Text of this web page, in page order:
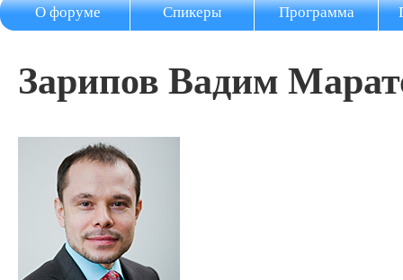
О форуме Спикеры Программа
Зарипов Вадим